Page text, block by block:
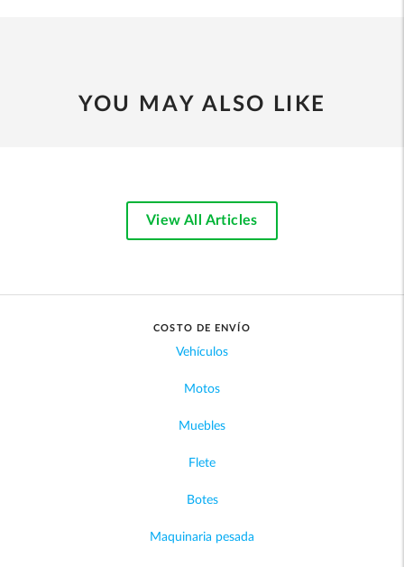
YOU MAY ALSO LIKE
View All Articles
COSTO DE ENVÍO
Vehículos
Motos
Muebles
Flete
Botes
Maquinaria pesada